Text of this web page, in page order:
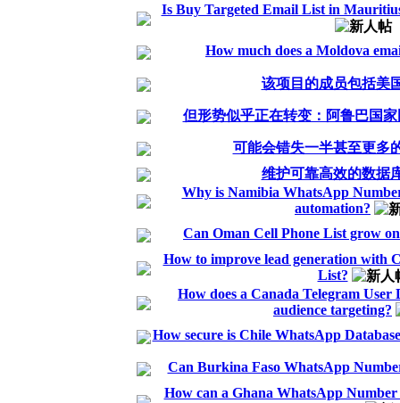
Is Buy Targeted Email List in
How much does a Moldova
该项目的成员包括美
但形势似乎正在转变：阿鲁巴国
可能会错失一半甚至更多
维护可靠高效的数据
Why is Namibia WhatsApp
automation?
Can Oman Cell Phone List grow
How to improve lead generation with
List?
How does a Canada Telegram User
audience targeting?
How secure is Chile WhatsApp
Can Burkina Faso WhatsApp
How can a Ghana WhatsApp